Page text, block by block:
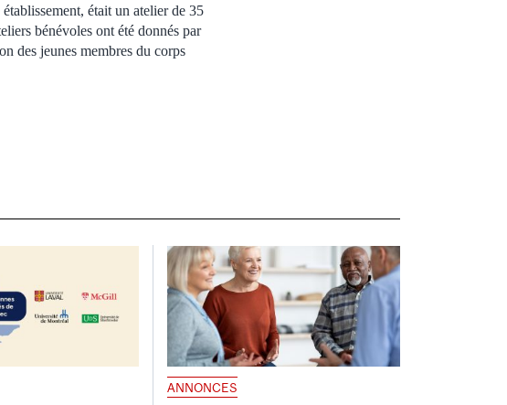
était un atelier de 35
bénévoles ont été donnés par
des jeunes membres du corps
ANNONCES